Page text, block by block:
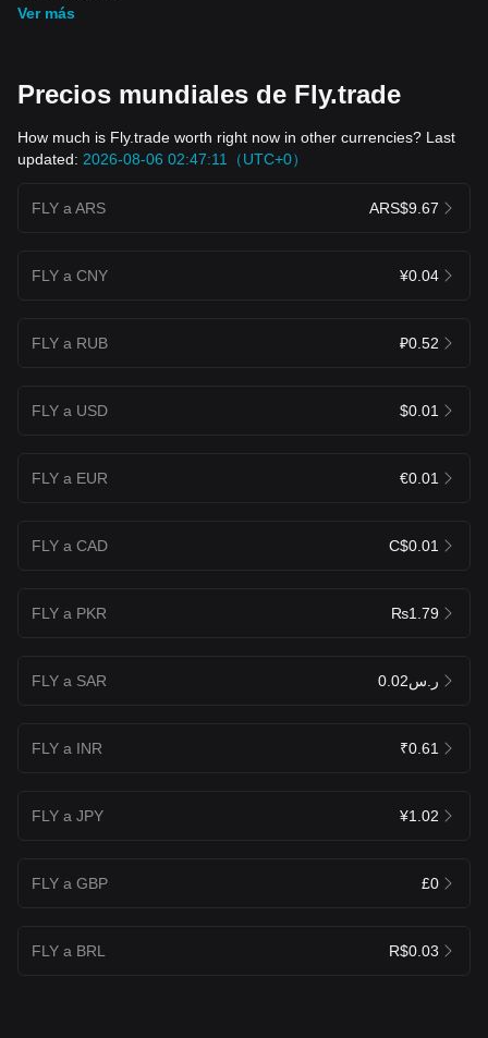
macroeconomic developments. Always conduct your own
#MacroEconomy $BTC $MMT $ETH
Ver más
Precios mundiales de Fly.trade
How much is Fly.trade worth right now in other currencies? Last
updated: 2026-08-06 02:47:11（UTC+0）
FLY a ARS ARS$9.67
FLY a CNY ¥0.04
FLY a RUB ₽0.52
FLY a USD $0.01
FLY a EUR €0.01
FLY a CAD C$0.01
FLY a PKR ₨1.79
FLY a SAR ر.س0.02
FLY a INR ₹0.61
FLY a JPY ¥1.02
FLY a GBP £0
FLY a BRL R$0.03